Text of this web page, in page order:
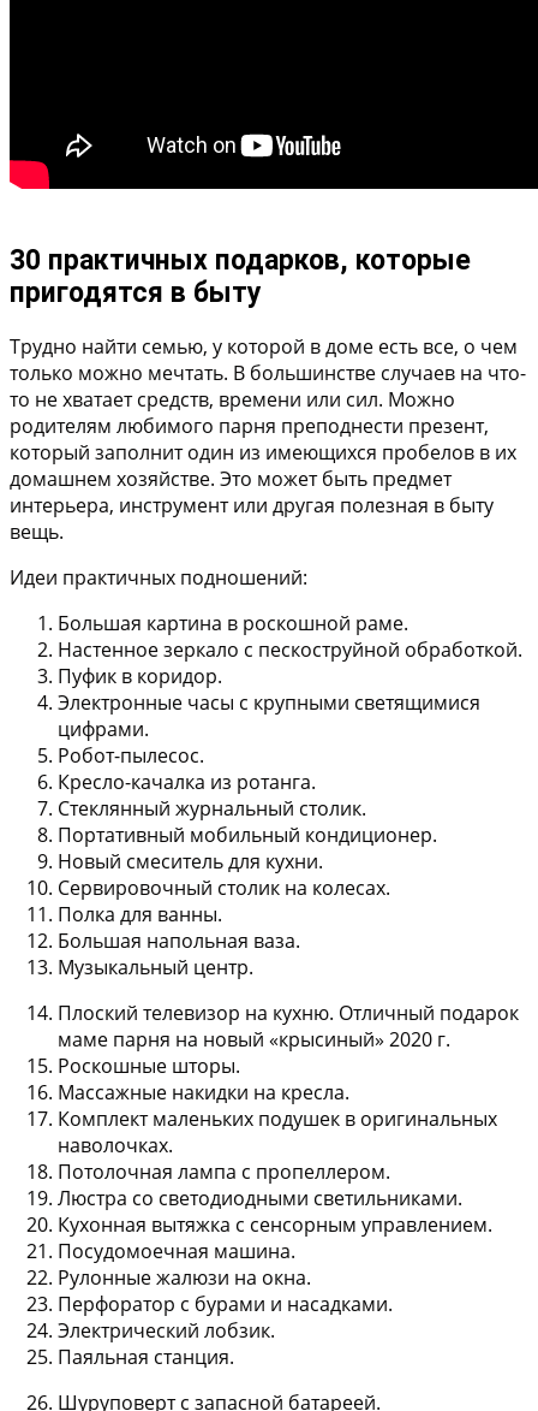
30 практичных подарков, которые
пригодятся в быту
Трудно найти семью, у которой в доме есть все, о чем
только можно мечтать. В большинстве случаев на что-
то не хватает средств, времени или сил. Можно
родителям любимого парня преподнести презент,
который заполнит один из имеющихся пробелов в их
домашнем хозяйстве. Это может быть предмет
интерьера, инструмент или другая полезная в быту
вещь.
Идеи практичных подношений:
Большая картина в роскошной раме.
Настенное зеркало с пескоструйной обработкой.
Пуфик в коридор.
Электронные часы с крупными светящимися
цифрами.
Робот-пылесос.
Кресло-качалка из ротанга.
Стеклянный журнальный столик.
Портативный мобильный кондиционер.
Новый смеситель для кухни.
Сервировочный столик на колесах.
Полка для ванны.
Большая напольная ваза.
Музыкальный центр.
Плоский телевизор на кухню. Отличный подарок
маме парня на новый «крысиный» 2020 г.
Роскошные шторы.
Массажные накидки на кресла.
Комплект маленьких подушек в оригинальных
наволочках.
Потолочная лампа с пропеллером.
Люстра со светодиодными светильниками.
Кухонная вытяжка с сенсорным управлением.
Посудомоечная машина.
Рулонные жалюзи на окна.
Перфоратор с бурами и насадками.
Электрический лобзик.
Паяльная станция.
Шуруповерт с запасной батареей.